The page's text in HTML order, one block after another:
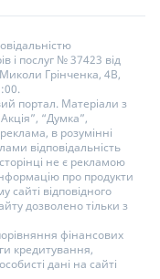
і послуг № 37423 від
Грінченка, 4В,
портал. Матеріали з
“Думка”,
в розумінні
відповідальність
не є рекламою
про продукти
відповідного
дозволено тільки з
фінансових
кредитування,
дані на сайті